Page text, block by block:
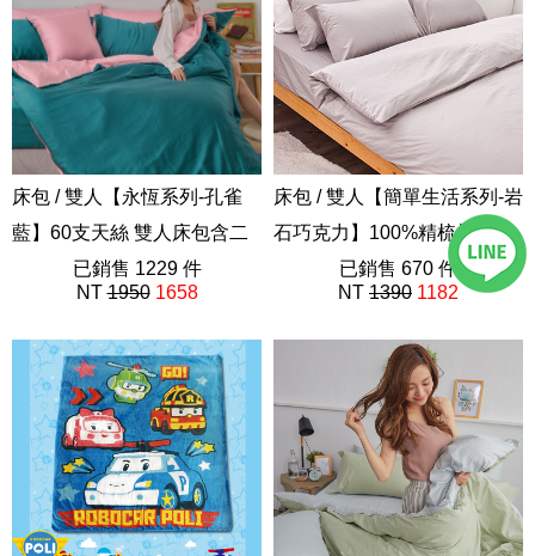
床包 / 雙人【永恆系列-孔雀
藍】60支天絲 雙人床包含二
素色AAU201
已銷售 1229 件
NT1950 1658
床包 / 雙人【簡單生活系列-岩
石巧克力】100%精梳棉 雙人
床包含二件枕套
40支精梳棉
已銷售 670 件
NT 1390 1182